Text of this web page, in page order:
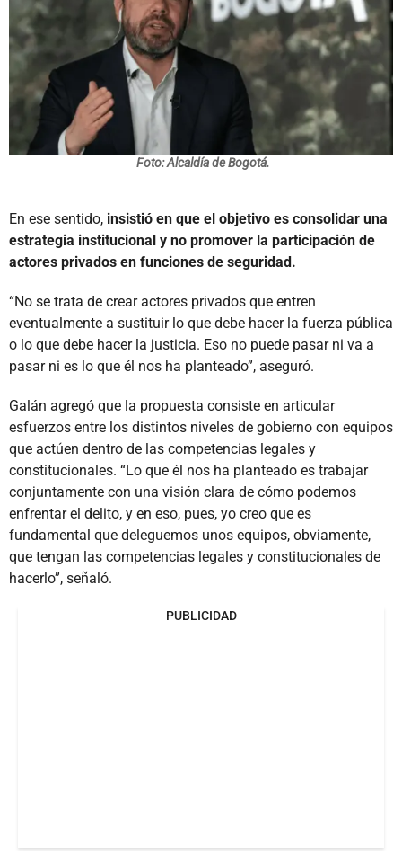
Foto: Alcaldía de Bogotá.
En ese sentido, insistió en que el objetivo es consolidar una
estrategia institucional y no promover la participación de
actores privados en funciones de seguridad.
“No se trata de crear actores privados que entren
eventualmente a sustituir lo que debe hacer la fuerza pública
o lo que debe hacer la justicia. Eso no puede pasar ni va a
pasar ni es lo que él nos ha planteado”, aseguró.
Galán agregó que la propuesta consiste en articular
esfuerzos entre los distintos niveles de gobierno con equipos
que actúen dentro de las competencias legales y
constitucionales. “Lo que él nos ha planteado es trabajar
conjuntamente con una visión clara de cómo podemos
enfrentar el delito, y en eso, pues, yo creo que es
fundamental que deleguemos unos equipos, obviamente,
que tengan las competencias legales y constitucionales de
hacerlo”, señaló.
PUBLICIDAD